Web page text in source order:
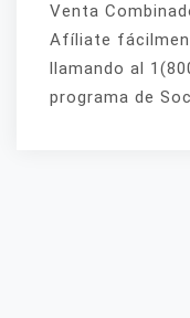
Venta
Afíliate
llamando al
programa de